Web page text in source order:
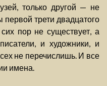
только другой — не
первой трети двадцатого
пор не существует, а
и художники, и
не перечислишь. И все
имена.